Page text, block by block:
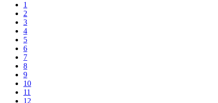
1
2
3
4
5
6
7
8
9
10
11
12